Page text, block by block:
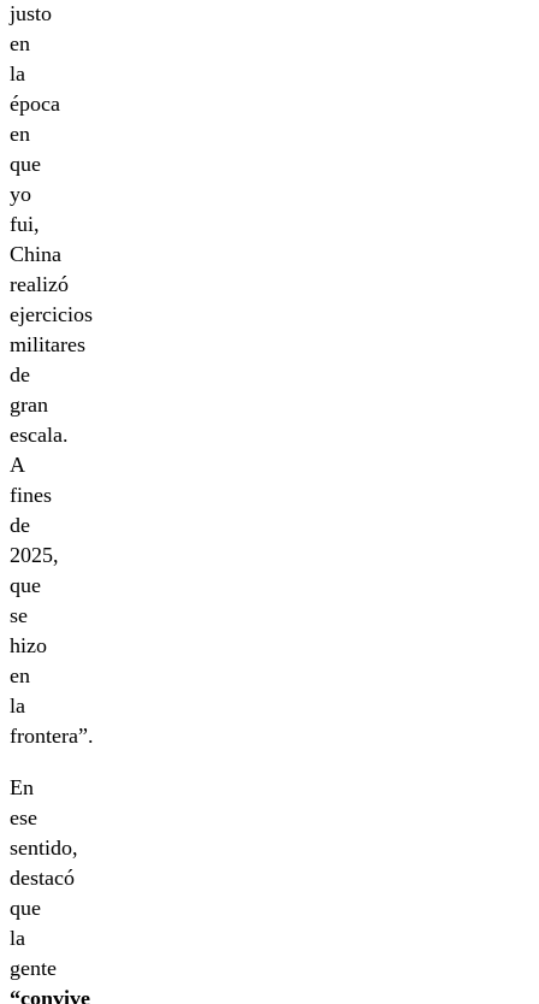
justo
en
la
época
en
que
yo
fui,
China
realizó
ejercicios
militares
de
gran
escala.
A
fines
de
2025,
que
se
hizo
en
la
frontera”.
En
ese
sentido,
destacó
que
la
gente
“convive